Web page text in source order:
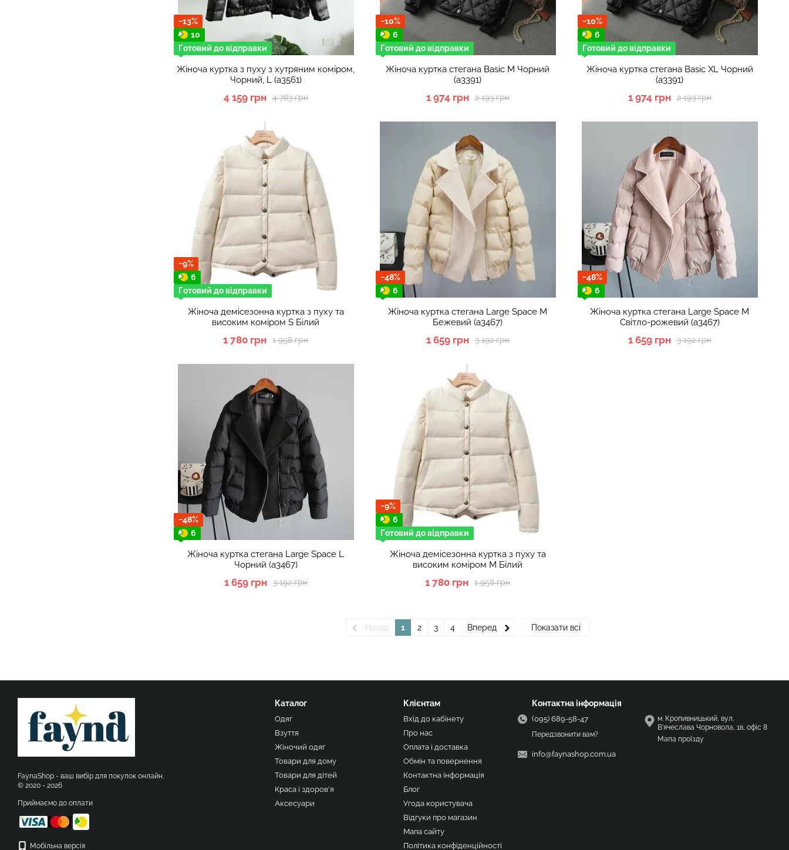
−13%
10
Готовий до відправки
Жіноча куртка з пуху з хутряним коміром,
Чорний, L (а3561)
4 783 грн
4 159 грн
−10%
6
Готовий до відправки
Жіноча куртка стегана Basic M Чорний
(а3391)
2 193 грн
1 974 грн
−10%
6
Готовий до відправки
Жіноча куртка стегана Basic XL Чорний
(а3391)
2 193 грн
1 974 грн
−9%
6
Готовий до відправки
Жіноча демісезонна куртка з пуху та
високим коміром S Білий
1 958 грн
1 780 грн
−48%
6
Жіноча куртка стегана Large Space M
Бежевий (а3467)
3 192 грн
1 659 грн
−48%
6
Жіноча куртка стегана Large Space M
Світло-рожевий (а3467)
3 192 грн
1 659 грн
−48%
6
Жіноча куртка стегана Large Space L
Чорний (а3467)
3 192 грн
1 659 грн
−9%
6
Готовий до відправки
Жіноча демісезонна куртка з пуху та
високим коміром M Білий
1 958 грн
1 780 грн
Назад 1 2 3 4 Вперед Показати всі
FaynaShop - ваш вибір для покупок онлайн.
© 2020 - 2026
Приймаємо до оплати
Мобільна версія
Каталог
Одяг
Взуття
Жіночий одяг
Товари для дому
Товари для дітей
Краса і здоров'я
Аксесуари
Клієнтам
Вхід до кабінету
Про нас
Оплата і доставка
Обмін та повернення
Контактна інформація
Блог
Угода користувача
Відгуки про магазин
Мапа сайту
Політика конфіденційності
Контактна інформація
(095) 689-58-47
Передзвонити вам?
info@faynashop.com.ua
м. Кропивницький, вул.
В'ячеслава Чорновола, 1в, офіс 8
Мапа проїзду